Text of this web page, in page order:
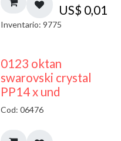
US$ 0,01
Inventario: 9775
0123 oktan
swarovski crystal
PP14 x und
Cod: 06476